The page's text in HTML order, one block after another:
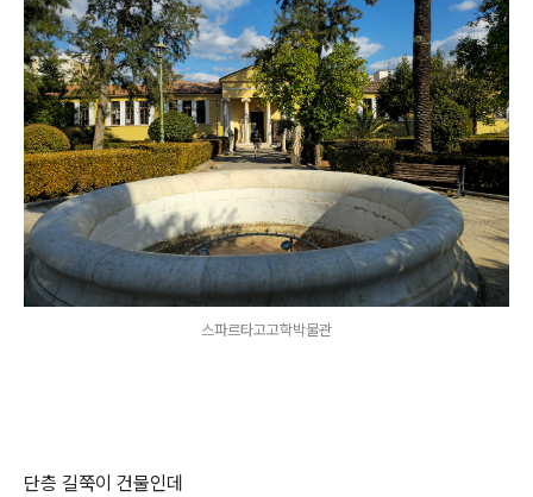
스파르타고고학박물관
단층 길쭉이 건물인데